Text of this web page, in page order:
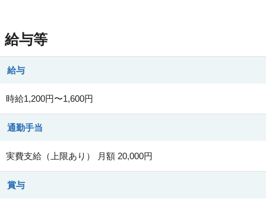
給与等
給与
時給1,200円〜1,600円
通勤手当
実費支給（上限あり） 月額 20,000円
賞与